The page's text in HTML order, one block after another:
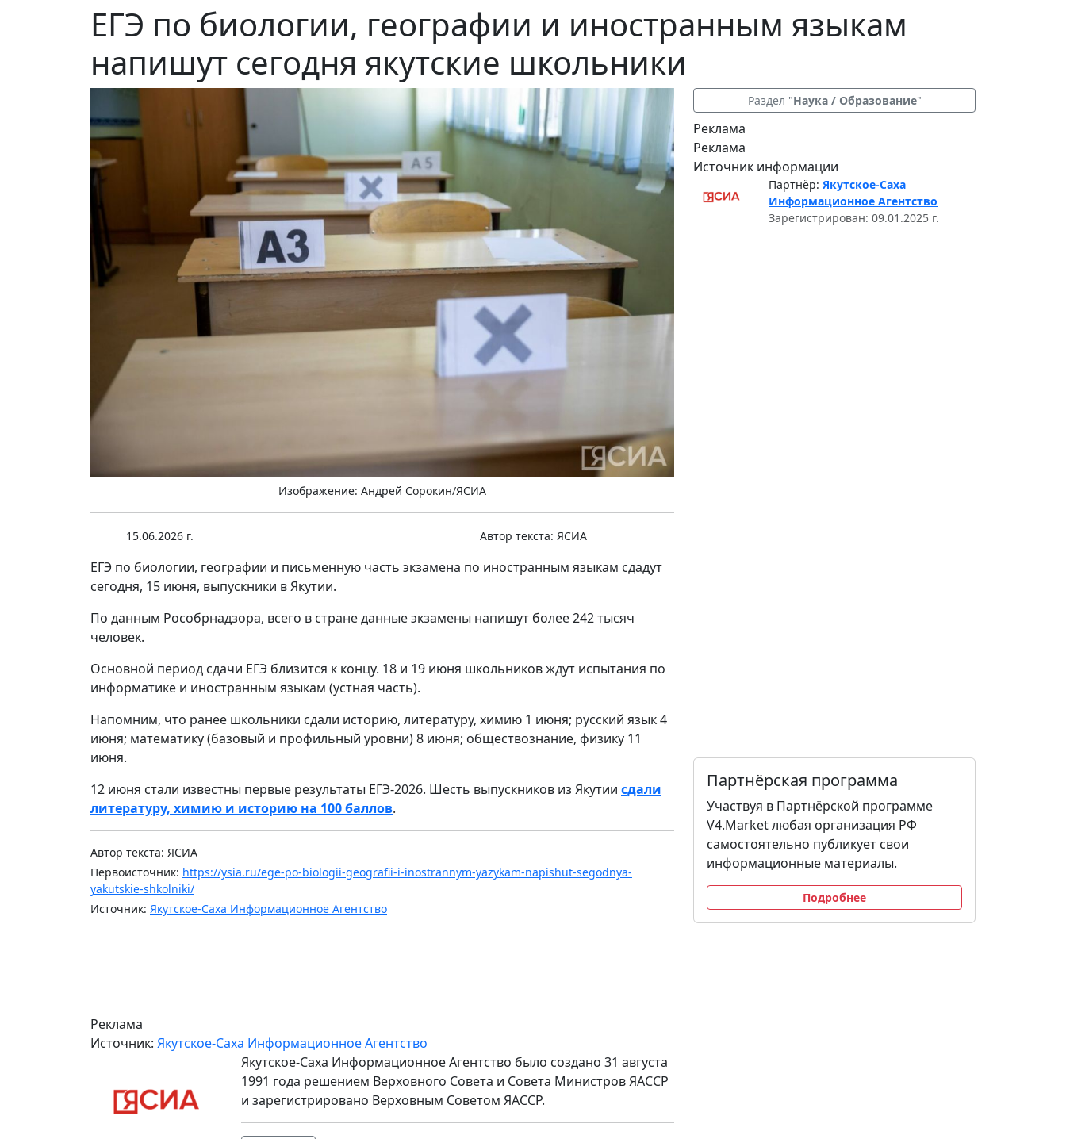
ЕГЭ по биологии, географии и иностранным языкам
напишут сегодня якутские школьники
Изображение: Андрей Сорокин/ЯСИА
15.06.2026 г. Автор текста: ЯСИА
ЕГЭ по биологии, географии и письменную часть экзамена по иностранным языкам сдадут
сегодня, 15 июня, выпускники в Якутии.
По данным Рособрнадзора, всего в стране данные экзамены напишут более 242 тысяч
человек.
Основной период сдачи ЕГЭ близится к концу. 18 и 19 июня школьников ждут испытания по
информатике и иностранным языкам (устная часть).
Напомним, что ранее школьники сдали историю, литературу, химию 1 июня; русский язык 4
июня; математику (базовый и профильный уровни) 8 июня; обществознание, физику 11
июня.
12 июня стали известны первые результаты ЕГЭ-2026. Шесть выпускников из Якутии сдали
литературу, химию и историю на 100 баллов.
Автор текста: ЯСИА
Первоисточник: https://ysia.ru/ege-po-biologii-geografii-i-inostrannym-yazykam-napishut-segodnya-
yakutskie-shkolniki/
Источник: Якутское-Саха Информационное Агентство
Реклама
Источник: Якутское-Саха Информационное Агентство
Якутское-Саха Информационное Агентство было создано 31 августа
1991 года решением Верховного Совета и Совета Министров ЯАССР
и зарегистрировано Верховным Советом ЯАССР.
Раздел "Наука / Образование"
Реклама
Реклама
Источник информации
Партнёр: Якутское-Саха
Информационное Агентство
Зарегистрирован: 09.01.2025 г.
Партнёрская программа
Участвуя в Партнёрской программе
V4.Market любая организация РФ
самостоятельно публикует свои
информационные материалы.
Подробнее